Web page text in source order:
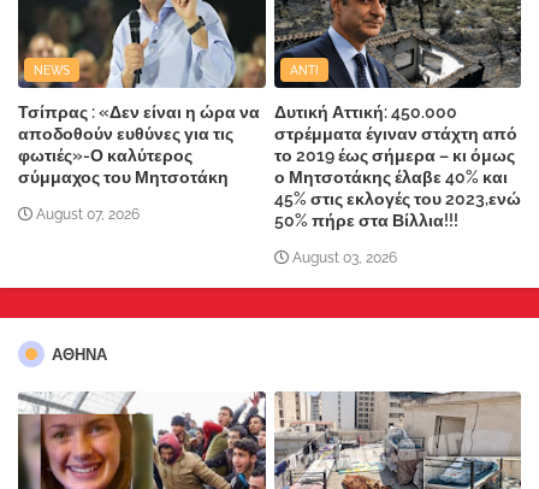
NEWS
Τσίπρας : «Δεν είναι η ώρα να
αποδοθούν ευθύνες για τις
φωτιές»-Ο καλύτερος
σύμμαχος του Μητσοτάκη
August 07, 2026
ANTI
Δυτική Αττική: 450.000
στρέμματα έγιναν στάχτη από
το 2019 έως σήμερα – κι όμως
ο Μητσοτάκης έλαβε 40% και
45% στις εκλογές του 2023,ενώ
50% πήρε στα Βίλλια!!!
August 03, 2026
ΑΘΗΝΑ